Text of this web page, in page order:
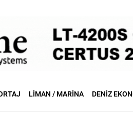
LIMAN / MARINA DENIZ